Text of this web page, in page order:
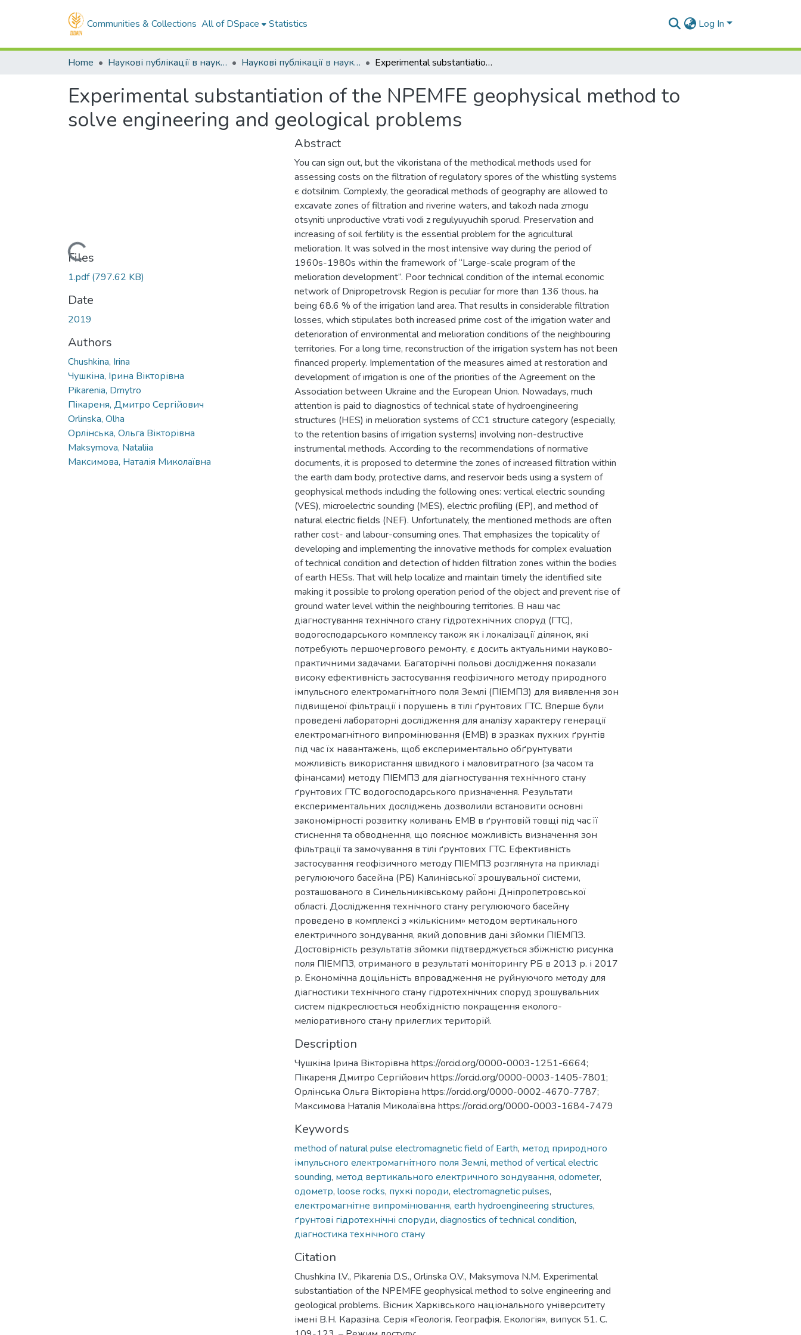
Communities & Collections All of DSpace Statistics Log In
Home Наукові публікації в наукометричних базах Scopus та Web of Science Наукові публікації в наукометричній базі Web of Science Experimental substantiation of the NPEMFE geophysical method to solve engineering and geological problems
Experimental substantiation of the NPEMFE geophysical method to
solve engineering and geological problems
Loading...
Files
1.pdf(797.62 KB)
Date
2019
Authors
Chushkina, Irina
Чушкіна, Ірина Вікторівна
Pikarenia, Dmytro
Пікареня, Дмитро Сергійович
Orlinska, Olha
Орлінська, Ольга Вікторівна
Maksymova, Nataliia
Максимова, Наталія Миколаївна
Abstract
You can sign out, but the vikoristana of the methodical methods used for
assessing costs on the filtration of regulatory spores of the whistling systems
є dotsilnim. Complexly, the georadical methods of geography are allowed to
excavate zones of filtration and riverine waters, and takozh nada zmogu
otsyniti unproductive vtrati vodi z regulyuyuchih sporud. Preservation and
increasing of soil fertility is the essential problem for the agricultural
melioration. It was solved in the most intensive way during the period of
1960s-1980s within the framework of “Large-scale program of the
melioration development”. Poor technical condition of the internal economic
network of Dnipropetrovsk Region is peculiar for more than 136 thous. ha
being 68.6 % of the irrigation land area. That results in considerable filtration
losses, which stipulates both increased prime cost of the irrigation water and
deterioration of environmental and melioration conditions of the neighbouring
territories. For a long time, reconstruction of the irrigation system has not been
financed properly. Implementation of the measures aimed at restoration and
development of irrigation is one of the priorities of the Agreement on the
Association between Ukraine and the European Union. Nowadays, much
attention is paid to diagnostics of technical state of hydroengineering
structures (HES) in melioration systems of CC1 structure category (especially,
to the retention basins of irrigation systems) involving non-destructive
instrumental methods. According to the recommendations of normative
documents, it is proposed to determine the zones of increased filtration within
the earth dam body, protective dams, and reservoir beds using a system of
geophysical methods including the following ones: vertical electric sounding
(VES), microelectric sounding (MES), electric profiling (EP), and method of
natural electric fields (NEF). Unfortunately, the mentioned methods are often
rather cost- and labour-consuming ones. That emphasizes the topicality of
developing and implementing the innovative methods for complex evaluation
of technical condition and detection of hidden filtration zones within the bodies
of earth HESs. That will help localize and maintain timely the identified site
making it possible to prolong operation period of the object and prevent rise of
ground water level within the neighbouring territories. В наш час
діагностування технічного стану гідротехнічних споруд (ГТС),
водогосподарського комплексу також як і локалізації ділянок, які
потребують першочергового ремонту, є досить актуальними науково-
практичними задачами. Багаторічні польові дослідження показали
високу ефективність застосування геофізичного методу природного
імпульсного електромагнітного поля Землі (ПІЕМПЗ) для виявлення зон
підвищеної фільтрації і порушень в тілі ґрунтових ГТС. Вперше були
проведені лабораторні дослідження для аналізу характеру генерації
електромагнітного випромінювання (ЕМВ) в зразках пухких ґрунтів
під час їх навантажень, щоб експериментально обґрунтувати
можливість використання швидкого і маловитратного (за часом та
фінансами) методу ПІЕМПЗ для діагностування технічного стану
ґрунтових ГТС водогосподарського призначення. Результати
експериментальних досліджень дозволили встановити основні
закономірності розвитку коливань ЕМВ в ґрунтовій товщі під час її
стиснення та обводнення, що пояснює можливість визначення зон
фільтрації та замочування в тілі ґрунтових ГТС. Ефективність
застосування геофізичного методу ПІЕМПЗ розглянута на прикладі
регулюючого басейна (РБ) Калинівської зрошувальної системи,
розташованого в Синельниківському районі Дніпропетровської
області. Дослідження технічного стану регулюючого басейну
проведено в комплексі з «кількісним» методом вертикального
електричного зондування, який доповнив дані зйомки ПІЕМПЗ.
Достовірність результатів зйомки підтверджується збіжністю рисунка
поля ПІЕМПЗ, отриманого в результаті моніторингу РБ в 2013 р. і 2017
р. Економічна доцільність впровадження не руйнуючого методу для
діагностики технічного стану гідротехнічних споруд зрошувальних
систем підкреслюється необхідністю покращення еколого-
меліоративного стану прилеглих територій.
Description
Чушкіна Ірина Вікторівна https://orcid.org/0000-0003-1251-6664;
Пікареня Дмитро Сергійович https://orcid.org/0000-0003-1405-7801;
Орлінська Ольга Вікторівна https://orcid.org/0000-0002-4670-7787;
Максимова Наталія Миколаївна https://orcid.org/0000-0003-1684-7479
Keywords
method of natural pulse electromagnetic field of Earth, метод природного
імпульсного електромагнітного поля Землі, method of vertical electric
sounding, метод вертикального електричного зондування, odometer,
одометр, loose rocks, пухкі породи, electromagnetic pulses,
електромагнітне випромінювання, earth hydroengineering structures,
ґрунтові гідротехнічні споруди, diagnostics of technical condition,
діагностика технічного стану
Citation
Chushkina I.V., Pikarenia D.S., Orlinska O.V., Maksymova N.M. Experimental
substantiation of the NPEMFE geophysical method to solve engineering and
geological problems. Вісник Харківського національного університету
імені В.Н. Каразіна. Серія «Геологія. Географія. Екологія», випуск 51. С.